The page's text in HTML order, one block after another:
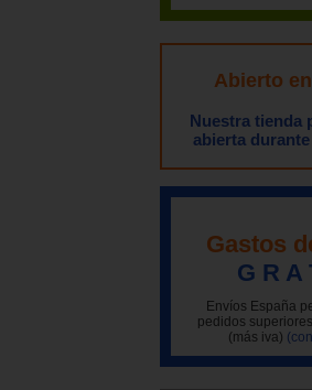
Abierto
Nuestra tienda
abierta
Gastos
G R A
Envíos España
pedidos
(más iva)